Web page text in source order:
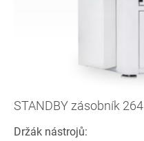
STANDBY zásobník 264
Držák nástrojů: